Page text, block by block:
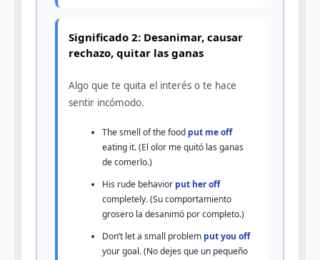
Significado 2: Desanimar, causar
rechazo, quitar las ganas
Algo que te quita el interés o te hace
sentir incómodo.
The smell of the food put me off
eating it. (El olor me quitó las ganas
de comerlo.)
His rude behavior put her off
completely. (Su comportamiento
grosero la desanimó por completo.)
Don’t let a small problem put you off
your goal. (No dejes que un pequeño